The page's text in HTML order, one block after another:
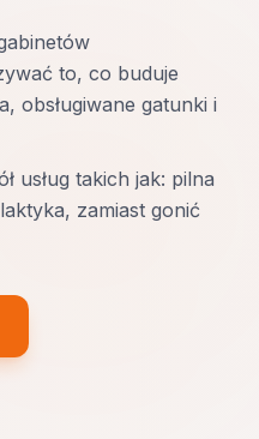
to, co buduje
obsługiwane gatunki i
usług takich jak: pilna
zamiast gonić